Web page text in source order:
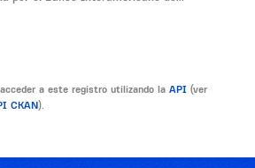
a este registro utilizando la API (ver
CKAN).